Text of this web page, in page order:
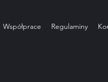
Współprace Regulaminy